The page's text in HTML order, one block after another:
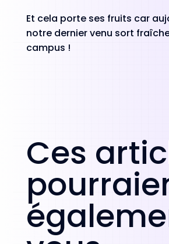
Et cela porte ses fruits car
notre dernier venu sort
campus !
Ces